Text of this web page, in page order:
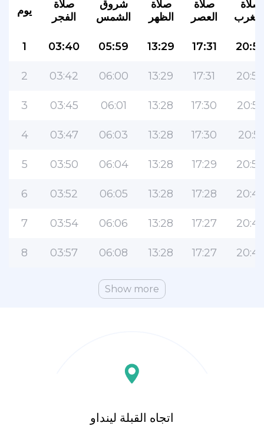
يوم
صلاة
الفجر
شروق
الشمس
صلاة
الظهر
صلاة
العصر
صلاة
1 03:40 05:59 13:29 17:31
2 03:42 06:00 13:29 17:31 20:54
3 03:45 06:01 13:28 17:30 20:53
4 03:47 06:03 13:28 17:30 20:51
5 03:50 06:04 13:28 17:29 20:50
6 03:52 06:05 13:28 17:28
7 03:54 06:06 13:28 17:27 20:47
8 03:57 06:08 13:28 17:27 20:45
Show more
اتجاه القبلة لينداو